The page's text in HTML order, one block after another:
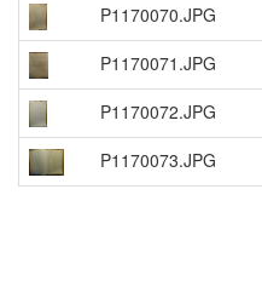
P1170070.JPG
P1170071.JPG
P1170072.JPG
P1170073.JPG